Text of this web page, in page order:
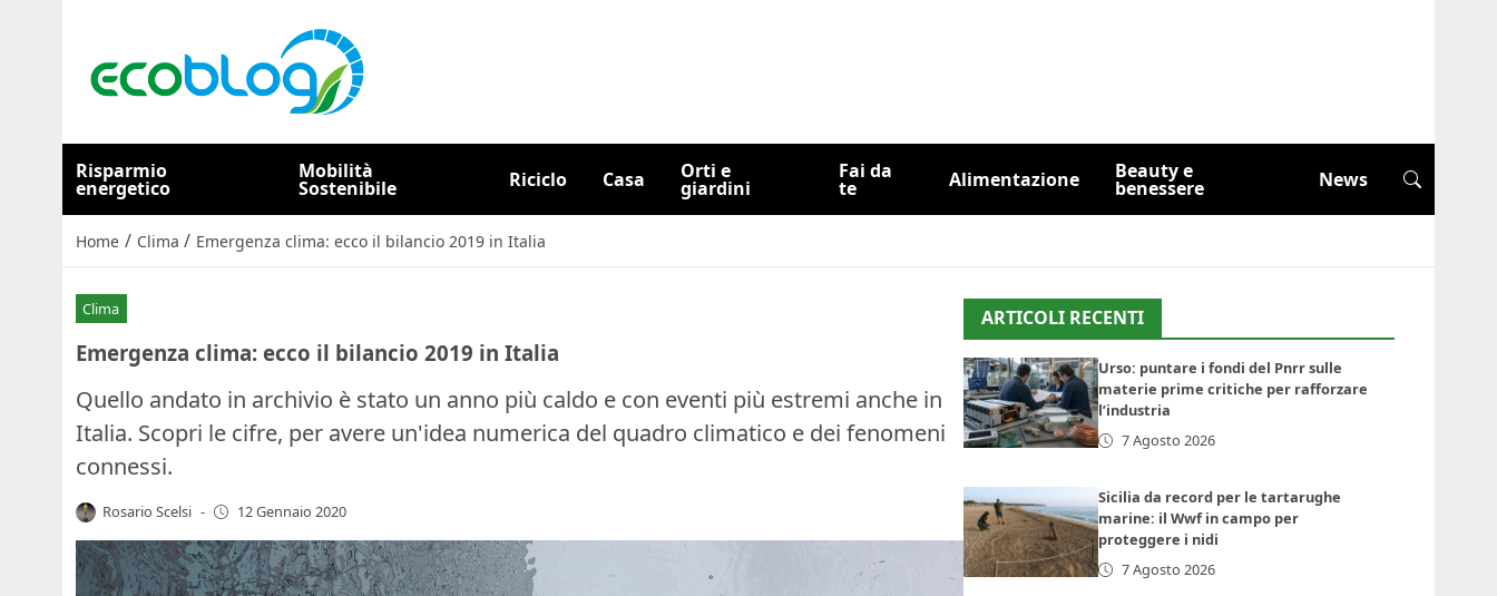
Risparmio
energetico
Mobilità
Sostenibile Riciclo Casa Orti e
giardini
Fai da
te Alimentazione Beauty e
benessere News
Home / Clima / Emergenza clima: ecco il bilancio 2019 in Italia
Clima
Emergenza clima: ecco il bilancio 2019 in Italia
Quello andato in archivio è stato un anno più caldo e con eventi più estremi anche in
Italia. Scopri le cifre, per avere un'idea numerica del quadro climatico e dei fenomeni
connessi.
Rosario Scelsi - 12 Gennaio 2020
ARTICOLI RECENTI
Urso: puntare i fondi del Pnrr sulle
materie prime critiche per rafforzare
l’industria
7 Agosto 2026
Sicilia da record per le tartarughe
marine: il Wwf in campo per
proteggere i nidi
7 Agosto 2026